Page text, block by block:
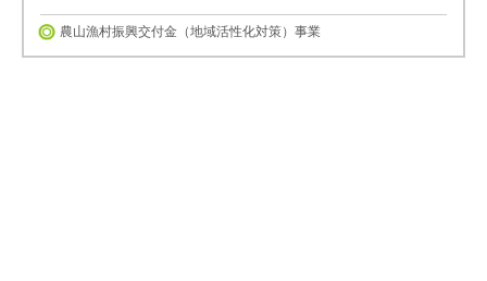
農山漁村振興交付金（地域活性化対策）事業